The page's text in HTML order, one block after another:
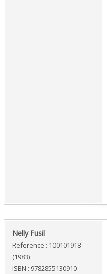
‎Nelly Fusil‎
Reference : 100101918
(1983)
ISBN : 9782855130910